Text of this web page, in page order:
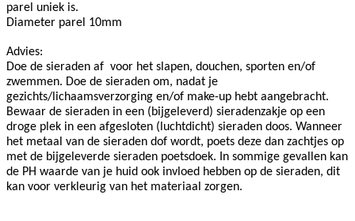
parel uniek is.
Diameter parel 10mm
Advies:
Doe de sieraden af voor het slapen, douchen, sporten en/of
zwemmen. Doe de sieraden om, nadat je
gezichts/lichaamsverzorging en/of make-up hebt aangebracht.
Bewaar de sieraden in een (bijgeleverd) sieradenzakje op een
droge plek in een afgesloten (luchtdicht) sieraden doos. Wanneer
het metaal van de sieraden dof wordt, poets deze dan zachtjes op
met de bijgeleverde sieraden poetsdoek. In sommige gevallen kan
de PH waarde van je huid ook invloed hebben op de sieraden, dit
kan voor verkleurig van het materiaal zorgen.